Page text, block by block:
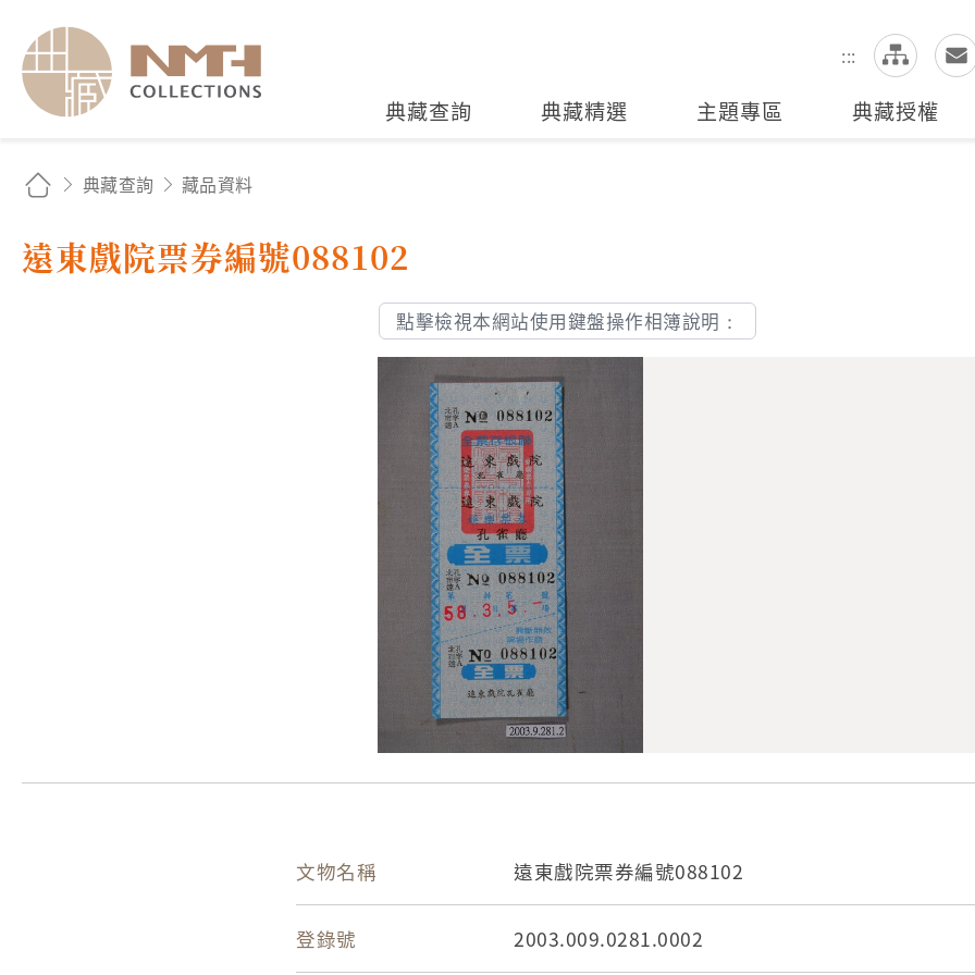
:::
全站搜尋
典藏查詢 典藏精選 主題專區 典藏授權
典藏查詢 藏品資料
遠東戲院票券編號088102
點擊檢視本網站使用鍵盤操作相簿說明：
文物名稱 遠東戲院票券編號088102
登錄號 2003.009.0281.0002